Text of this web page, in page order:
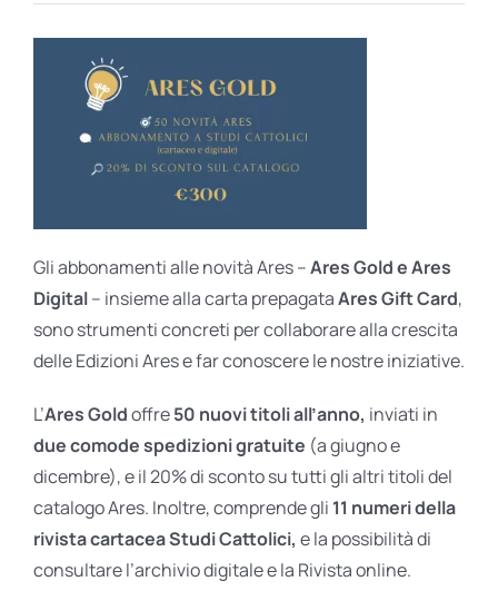
Gli abbonamenti alle novità Ares –Ares Gold e Ares
Digital– insieme alla carta prepagataAres Gift Card,
sono strumenti concreti per collaborare alla crescita
delle Edizioni Ares e far conoscere le nostre iniziative.
L’Ares Goldoffre50 nuovi titoli all’anno, inviati in
due comode spedizioni gratuite (a giugno e
dicembre), e il 20% di sconto su tutti gli altri titoli del
catalogo Ares. Inoltre, comprende gli 11 numeri della
rivista cartacea Studi Cattolici, e la possibilità di
consultare l’archivio digitale e la Rivista online.